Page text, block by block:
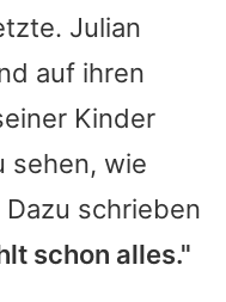
Julian
auf ihren
Kinder
sehen, wie
schrieben
schon alles."